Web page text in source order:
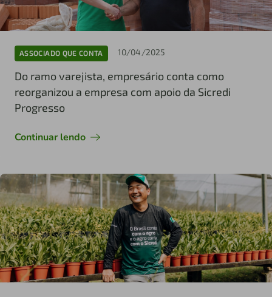
ASSOCIADO QUE CONTA 10/04/2025
Do ramo varejista, empresário conta como
reorganizou a empresa com apoio da Sicredi
Progresso
Continuar lendo